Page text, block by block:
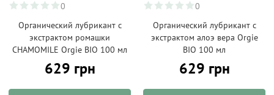
0
Органический лубрикант с
экстрактом ромашки
CHAMOMILE Orgie BIO 100 мл
629 грн
0
Органический лубрикант с
экстрактом алоэ вера Orgie
BIO 100 мл
629 грн